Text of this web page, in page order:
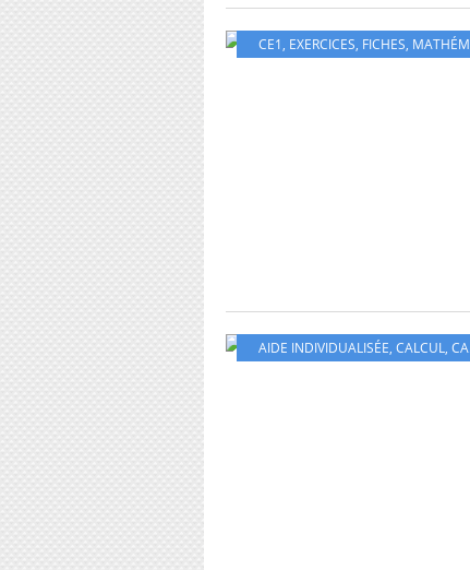
CE1, EXERCICES, FICHES, MATHÉMATIQUES
AIDE INDIVIDUALISÉE, CALCUL, CARTES